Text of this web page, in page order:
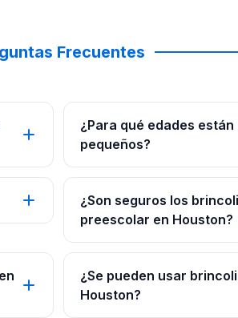
Frecuentes
¿Para qué edades
pequeños?
¿Son seguros los
preescolar en Houston?
¿Se pueden usar
Houston?